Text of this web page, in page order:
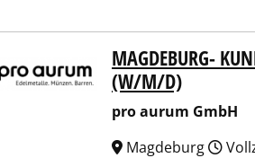
pro aurum GmbHMAGDEBURG-
(W/M/D)
pro aurum GmbH
Magdeburg